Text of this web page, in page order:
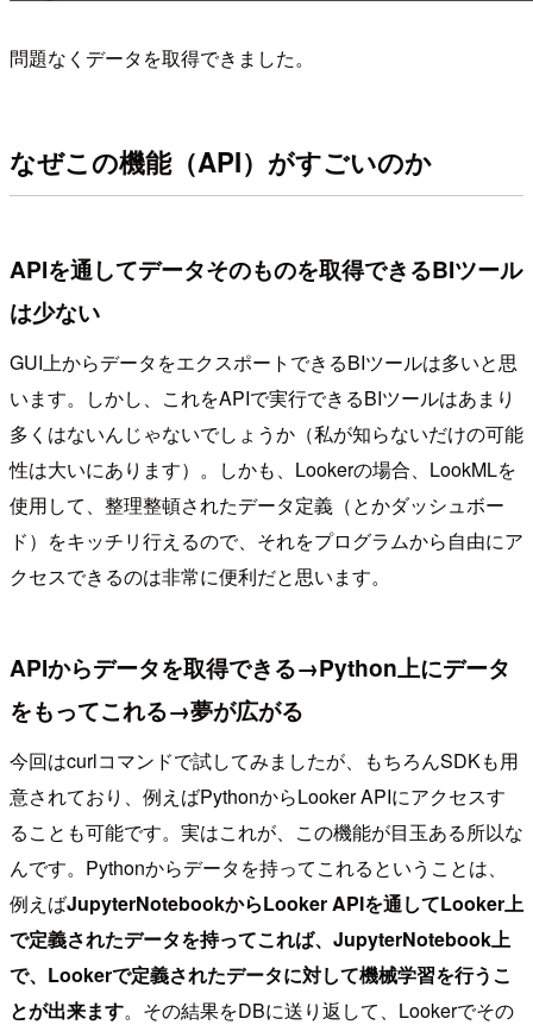
問題なくデータを取得できました。
なぜこの機能（API）がすごいのか
APIを通してデータそのものを取得できるBIツール
は少ない
GUI上からデータをエクスポートできるBIツールは多いと思
います。しかし、これをAPIで実行できるBIツールはあまり
多くはないんじゃないでしょうか（私が知らないだけの可能
性は大いにあります）。しかも、Lookerの場合、LookMLを
使用して、整理整頓されたデータ定義（とかダッシュボー
ド）をキッチリ行えるので、それをプログラムから自由にア
クセスできるのは非常に便利だと思います。
APIからデータを取得できる→Python上にデータ
をもってこれる→夢が広がる
今回はcurlコマンドで試してみましたが、もちろんSDKも用
意されており、例えばPythonからLooker APIにアクセスす
ることも可能です。実はこれが、この機能が目玉ある所以な
んです。Pythonからデータを持ってこれるということは、
例えばJupyterNotebookからLooker APIを通してLooker上
で定義されたデータを持ってこれば、JupyterNotebook上
で、Lookerで定義されたデータに対して機械学習を行うこ
とが出来ます。その結果をDBに送り返して、Lookerでその